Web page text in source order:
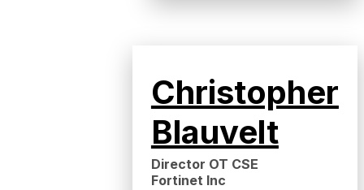
Christopher
Blauvelt
Director OT CSE
Fortinet Inc